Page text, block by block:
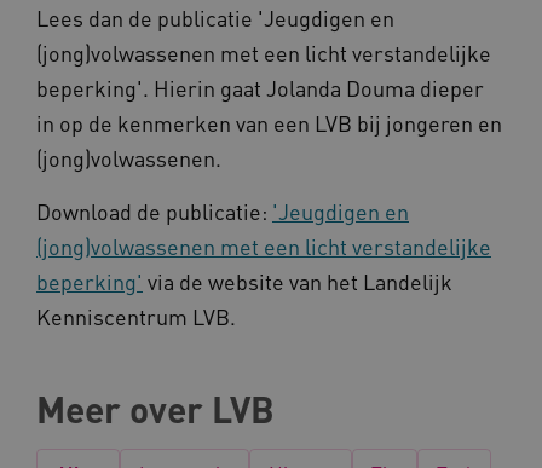
Lees dan de publicatie 'Jeugdigen en
(jong)volwassenen met een licht verstandelijke
beperking'. Hierin gaat Jolanda Douma dieper
in op de kenmerken van een LVB bij jongeren en
(jong)volwassenen.
Download de publicatie: 'Jeugdigen en
(jong)volwassenen met een licht verstandelijke
beperking' via de website van het Landelijk
Kenniscentrum LVB.
Meer over LVB
ervoor dat de website werkt. Deze cookies
worden altijd geplaatst en maken geen inbreuk
op uw privacy.
Naam
Provider /Domein
__Secure-YNID
__Secure-
.youtube.com
FPLC .kennispleingehandicaptensector.nl